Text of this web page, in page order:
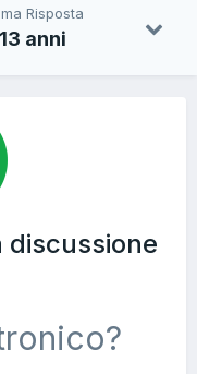
Risposta
13 anni
discussione